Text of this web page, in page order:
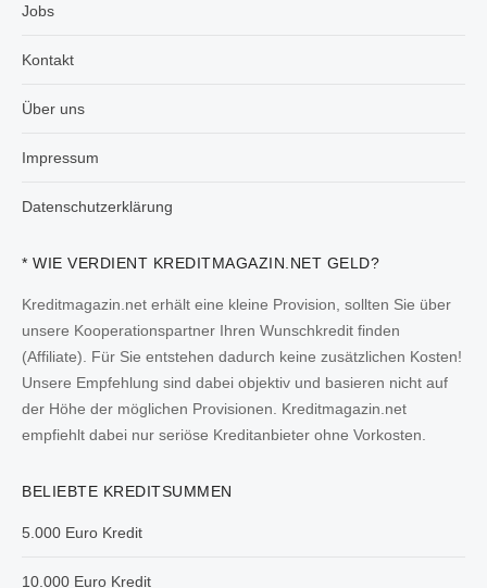
Jobs
Kontakt
Über uns
Impressum
Datenschutzerklärung
* WIE VERDIENT KREDITMAGAZIN.NET GELD?
Kreditmagazin.net erhält eine kleine Provision, sollten Sie über
unsere Kooperationspartner Ihren Wunschkredit finden
(Affiliate). Für Sie entstehen dadurch keine zusätzlichen Kosten!
Unsere Empfehlung sind dabei objektiv und basieren nicht auf
der Höhe der möglichen Provisionen. Kreditmagazin.net
empfiehlt dabei nur seriöse Kreditanbieter ohne Vorkosten.
BELIEBTE KREDITSUMMEN
5.000 Euro Kredit
10.000 Euro Kredit